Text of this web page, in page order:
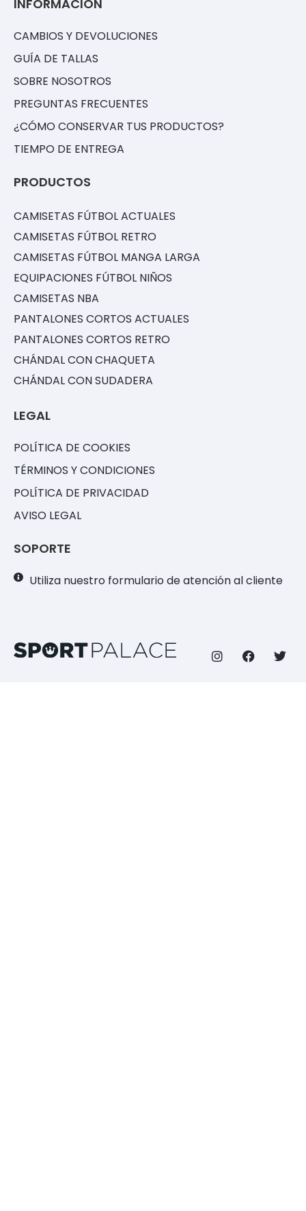
INFORMACIÓN
CAMBIOS Y DEVOLUCIONES
GUÍA DE TALLAS
SOBRE NOSOTROS
PREGUNTAS FRECUENTES
¿CÓMO CONSERVAR TUS PRODUCTOS?
TIEMPO DE ENTREGA
PRODUCTOS
CAMISETAS FÚTBOL ACTUALES
CAMISETAS FÚTBOL RETRO
CAMISETAS FÚTBOL MANGA LARGA
EQUIPACIONES FÚTBOL NIÑOS
CAMISETAS NBA
PANTALONES CORTOS ACTUALES
PANTALONES CORTOS RETRO
CHÁNDAL CON CHAQUETA
CHÁNDAL CON SUDADERA
LEGAL
POLÍTICA DE COOKIES
TÉRMINOS Y CONDICIONES
POLÍTICA DE PRIVACIDAD
AVISO LEGAL
SOPORTE
Utiliza nuestro formulario de atención al cliente